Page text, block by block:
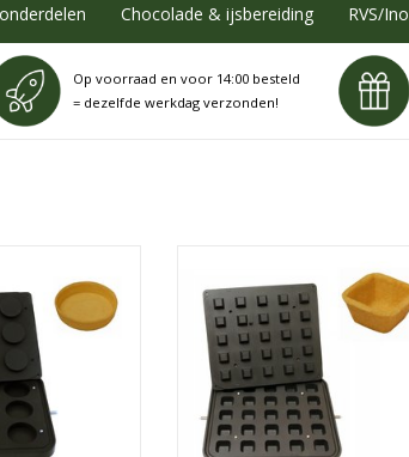
Chocolade & ijsbereiding RVS/
Op voorraad en voor 14:00 besteld
= dezelfde werkdag verzonden!
WINKELWAGEN
Matic tartelettemachine.
TOEVOEGEN AAN